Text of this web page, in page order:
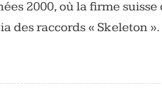
2000, où la firme
des raccords « Skeleton